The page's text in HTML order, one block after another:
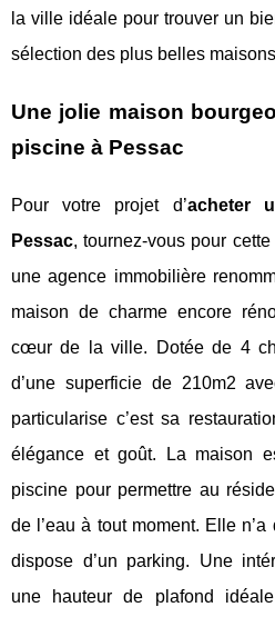
la ville idéale pour trouver un
sélection des plus belles
Une jolie maison
piscine à Pessac
Pour votre projet d’acheter
Pessac, tournez-vous pour
une agence immobilière
maison de charme encore
cœur de la ville. Dotée de 4
d’une superficie de 210m2
particularise c’est sa
élégance et goût. La maison
piscine pour permettre au
de l’eau à tout moment. Elle
dispose d’un parking. Une
une hauteur de plafond